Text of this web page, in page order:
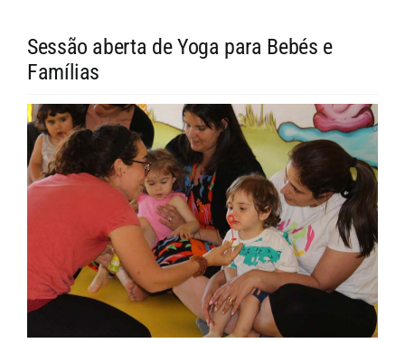
DONATIVOS
CONTACTOS
Sessão aberta de Yoga para Bebés e
Famílias